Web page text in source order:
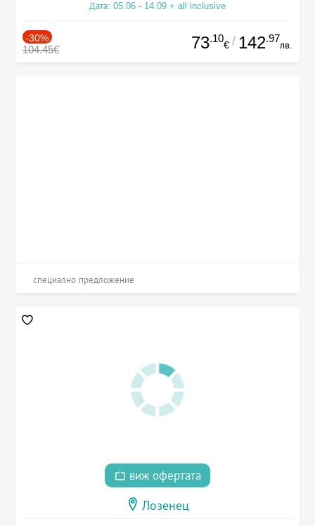
Дата: 05.06 - 14.09 + all inclusive
-30%
104.45€ 73.10
€ / 142.97
лв.
специално предложение
виж офертата
Лозенец